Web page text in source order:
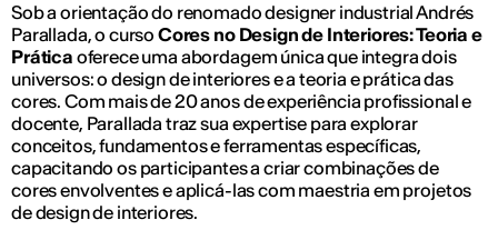
Sob a orientação do renomado designer industrial Andrés
Parallada, o curso Cores no Design de Interiores: Teoria e
Prática oferece uma abordagem única que integra dois
universos: o design de interiores e a teoria e prática das
cores. Com mais de 20 anos de experiência profissional e
docente, Parallada traz sua expertise para explorar
conceitos, fundamentos e ferramentas específicas,
capacitando os participantes a criar combinações de
cores envolventes e aplicá-las com maestria em projetos
de design de interiores.